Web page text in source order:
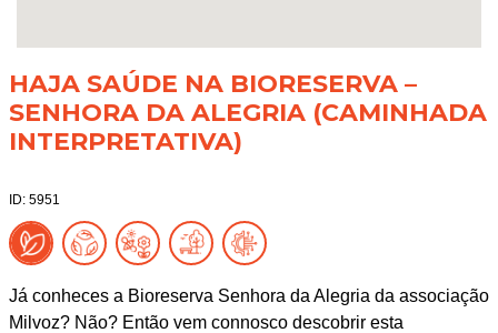
HAJA SAÚDE NA BIORESERVA –
SENHORA DA ALEGRIA (CAMINHADA
INTERPRETATIVA)
ID: 5951
Já conheces a Bioreserva Senhora da Alegria da associação
Milvoz? Não? Então vem connosco descobrir esta